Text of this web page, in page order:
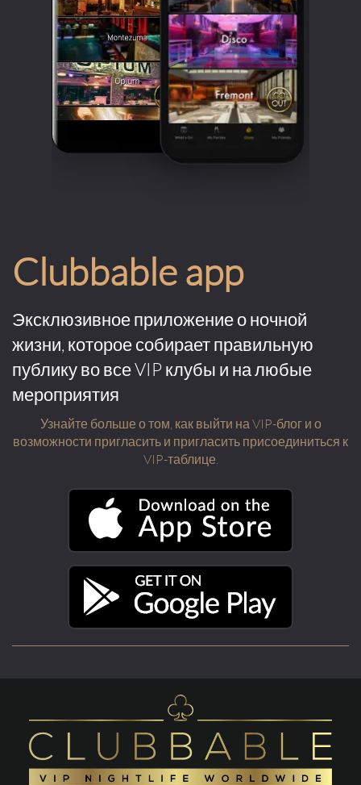
Clubbable app
Эксклюзивное приложение о ночной
жизни, которое собирает правильную
публику во все VIP клубы и на любые
мероприятия
Узнайте больше о том, как выйти на VIP-блог и о
возможности пригласить и пригласить присоединиться к
VIP-таблице.